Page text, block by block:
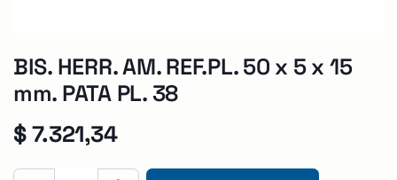
BIS. HERR. AM. REF.PL. 50 x 5 x 15
mm. PATA PL. 38
$7.321,34